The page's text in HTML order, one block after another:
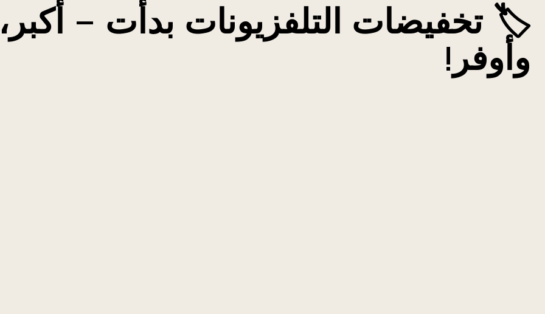
🏷️ تخفيضات التلفزيونات بدأت –
وأوفر!